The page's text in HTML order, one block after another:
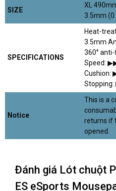
SIZE
XL
3.5mm
SPECIFICATIONS
Heat-
3.5mm
360°
Speed:
Notice
This is a
returns if
opened.
Đánh giá Lót chuột
ES eSports